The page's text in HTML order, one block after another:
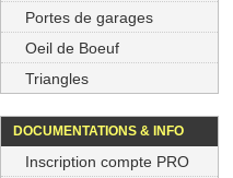
Portes de garages
Oeil de Boeuf
Triangles
DOCUMENTATIONS & INFO
Inscription compte PRO